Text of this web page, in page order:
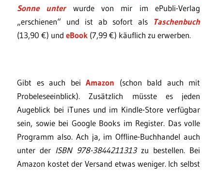
Sonne unterwurde von mir im ePubli-Verlag
„erschienen“ und ist ab sofort als
Taschenbuch
(13,90 €) und eBook (7,99 €) käuflich zu erwerben.
Gibt es auch bei Amazon (schon bald auch mit
Probeleseeinblick). Zusätzlich müsste es jeden
Augeblick bei iTunes und im Kindle-Store verfügbar
sein, sowie bei Google Books im Register. Das volle
Programm also. Ach ja, im Offline-Buchhandel auch
unter der ISBN 978-3844211313zu bestellen. Bei
Amazon kostet der Versand etwas weniger. Ich selbst